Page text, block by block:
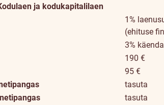
ja kodukapitalilaen
1%
(ehituse
3%
190 €
95 €
tasuta
tasuta